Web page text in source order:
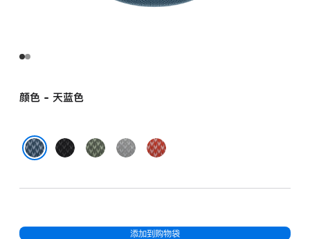
颜色 - 天蓝色
黑
绿
银
红
添加到购物袋